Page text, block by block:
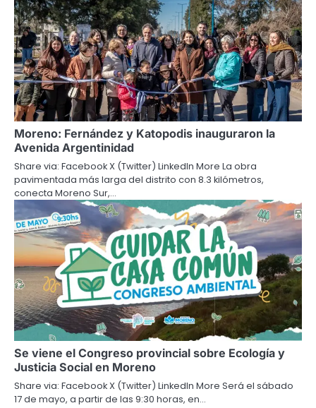
Moreno: Fernández y Katopodis inauguraron la
Avenida Argentinidad
Share via: Facebook X (Twitter) LinkedIn More La obra
pavimentada más larga del distrito con 8.3 kilómetros,
conecta Moreno Sur,…
Se viene el Congreso provincial sobre Ecología y
Justicia Social en Moreno
Share via: Facebook X (Twitter) LinkedIn More Será el sábado
17 de mayo, a partir de las 9:30 horas, en…